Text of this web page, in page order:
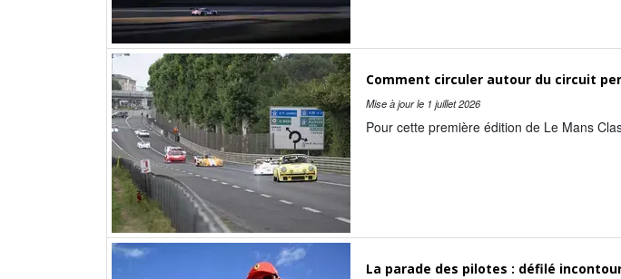
Comment circuler autour du circuit
Mise à jour le 1 juillet 2026
Pour cette première édition de Le Mans
La parade des pilotes : défilé